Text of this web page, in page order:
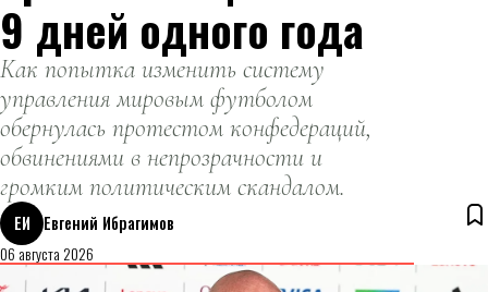
9 дней одного года
Как попытка изменить систему
управления мировым футболом
обернулась протестом конфедераций,
обвинениями в непрозрачности и
громким политическим скандалом.
ЕИ
Евгений Ибрагимов
06 августа 2026